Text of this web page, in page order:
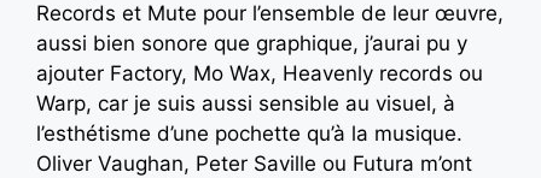
Records et Mute pour l’ensemble de leur œuvre,
aussi bien sonore que graphique, j’aurai pu y
ajouter Factory, Mo Wax, Heavenly records ou
Warp, car je suis aussi sensible au visuel, à
l’esthétisme d’une pochette qu’à la musique.
Oliver Vaughan, Peter Saville ou Futura m’ont